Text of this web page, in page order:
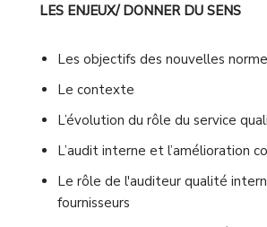
LES ENJEUX/ DONNER DU SENS
Les objectifs des nouvelles
Le contexte
L’évolution du rôle du service
L’audit interne et l’amélioration
Le rôle de l'auditeur qualité
fournisseurs